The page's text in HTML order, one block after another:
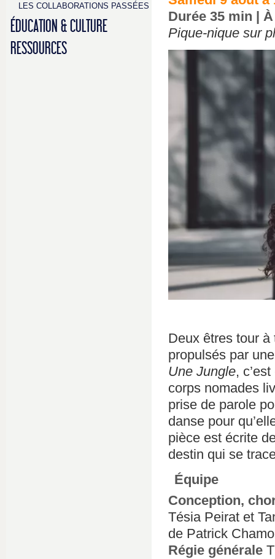
LES COLLABORATIONS PASSÉES
ÉDUCATION & CULTURE
RESSOURCES
Durée 35 min |
Pique-nique sur
Deux êtres tour
propulsés par
Une Jungle,
corps nomades
prise de parole
danse pour
pièce est écrite
destin qui se
Équipe
Conception,
Tésia Peirat et
de Patrick
Régie générale